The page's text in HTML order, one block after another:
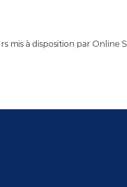
mis à disposition par Online